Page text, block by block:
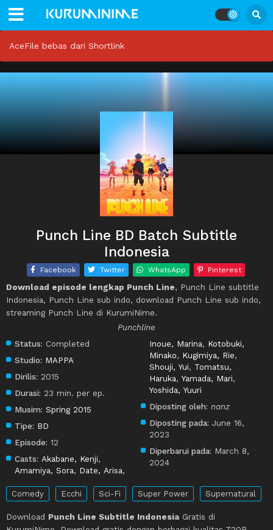
AceFile bebas dari Shortlink
Punch Line BD Batch Subtitle
Indonesia
Facebook Twitter WhatsApp Pinterest
Download episode lengkap Punch Line, Punch Line subtitle
Indonesia, Punch Line sub indo, download Punch Line sub indo,
streaming Punch Line di KurumiNime.
Punchline
Status: Completed
Studio: MAPPA
Dirilis: 2015
Durasi: 23 min. per ep.
Musim: Spring 2015
Tipe: BD
Episode: 12
Casts: Akabane, Kenji,
Amamiya, Sora, Date, Arisa,
Inoue, Marina, Kotobuki,
Minako, Kugimiya, Rie,
Shouji, Yui, Tomatsu,
Haruka,Yamada, Mari,
Yoshida, Yuuri
Diposting oleh: nanz
Diposting pada: June 16,
2023
Diperbarui pada: March 8,
2024
Comedy Ecchi Sci-Fi Super Power Supernatural
Download Punch Line Subtitle Indonesia Gratis di